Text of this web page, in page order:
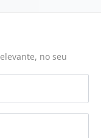
no seu